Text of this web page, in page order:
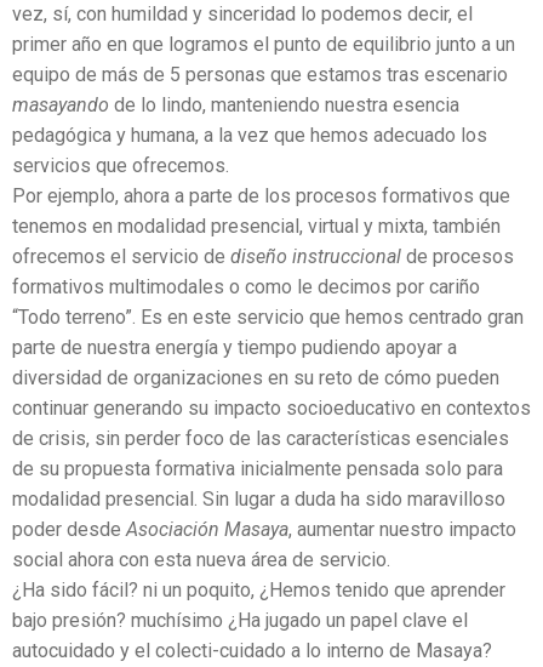
vez, sí, con humildad y sinceridad lo podemos decir, el
primer año en que logramos el punto de equilibrio junto a un
equipo de más de 5 personas que estamos tras escenario
masayando de lo lindo, manteniendo nuestra esencia
pedagógica y humana, a la vez que hemos adecuado los
servicios que ofrecemos.
Por ejemplo, ahora a parte de los procesos formativos que
tenemos en modalidad presencial, virtual y mixta, también
ofrecemos el servicio de diseño instruccional de procesos
formativos multimodales o como le decimos por cariño
“Todo terreno”. Es en este servicio que hemos centrado gran
parte de nuestra energía y tiempo pudiendo apoyar a
diversidad de organizaciones en su reto de cómo pueden
continuar generando su impacto socioeducativo en contextos
de crisis, sin perder foco de las características esenciales
de su propuesta formativa inicialmente pensada solo para
modalidad presencial. Sin lugar a duda ha sido maravilloso
poder desdeAsociación Masaya, aumentar nuestro impacto
social ahora con esta nueva área de servicio.
¿Ha sido fácil? ni un poquito, ¿Hemos tenido que aprender
bajo presión? muchísimo ¿Ha jugado un papel clave el
autocuidado y el colecti-cuidado a lo interno de Masaya?